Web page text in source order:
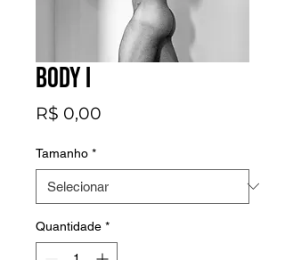
Body I
R$ 0,00
Tamanho *
Quantidade *